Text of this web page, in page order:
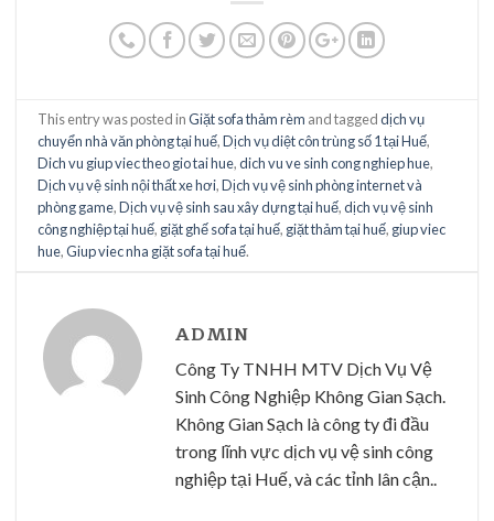
This entry was posted inGiặt sofa thảm rèm and taggeddịch vụ
chuyển nhà văn phòng tại huế,Dịch vụ diệt côn trùng số 1 tại Huế,
Dich vu giup viec theo gio tai hue,dich vu ve sinh cong nghiep hue,
Dịch vụ vệ sinh nội thất xe hơi,Dịch vụ vệ sinh phòng internet và
phòng game,Dịch vụ vệ sinh sau xây dựng tại huế,dịch vụ vệ sinh
công nghiệp tại huế, giặt ghế sofa tại huế, giặt thảm tại huế, giup viec
hue,Giup viec nha giặt sofa tại huế.
ADMIN
Công Ty TNHH MTV Dịch Vụ Vệ
Sinh Công Nghiệp Không Gian Sạch.
Không Gian Sạch là công ty đi đầu
trong lĩnh vực dịch vụ vệ sinh công
nghiệp tại Huế, và các tỉnh lân cận..